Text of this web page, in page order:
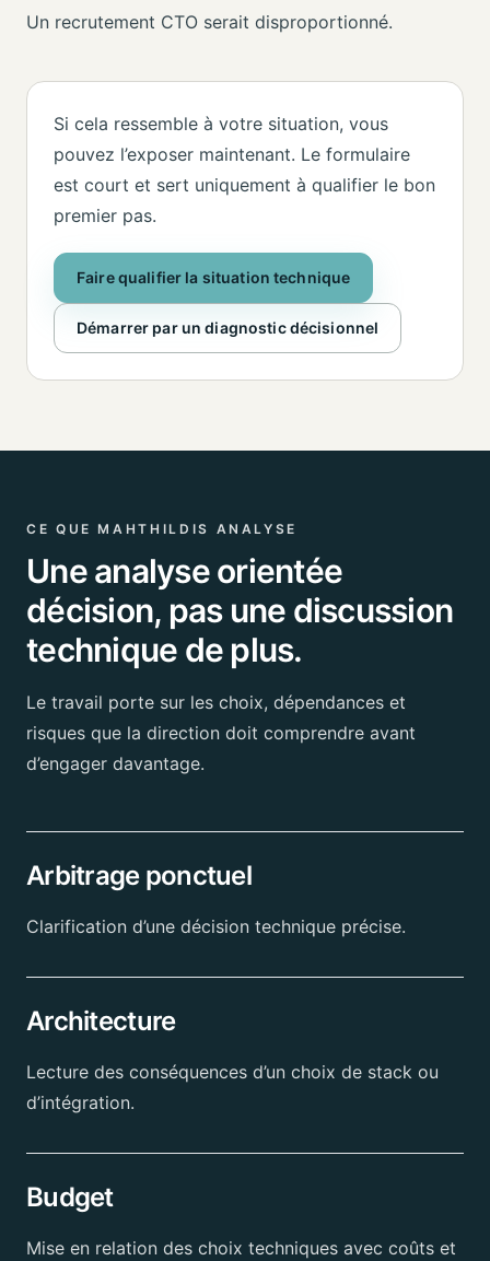
Un recrutement CTO serait disproportionné.
Si cela ressemble à votre situation, vous
pouvez l’exposer maintenant. Le formulaire
est court et sert uniquement à qualifier le bon
premier pas.
Faire qualifier la situation technique
Démarrer par un diagnostic décisionnel
CE QUE MAHTHILDIS ANALYSE
Une analyse orientée
décision, pas une discussion
technique de plus.
Le travail porte sur les choix, dépendances et
risques que la direction doit comprendre avant
d’engager davantage.
Arbitrage ponctuel
Clarification d’une décision technique précise.
Architecture
Lecture des conséquences d’un choix de stack ou
d’intégration.
Budget
Mise en relation des choix techniques avec coûts et